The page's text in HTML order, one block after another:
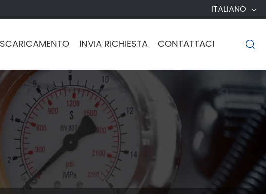
ITALIANO
SCARICAMENTO INVIA RICHIESTA CONTATTACI 